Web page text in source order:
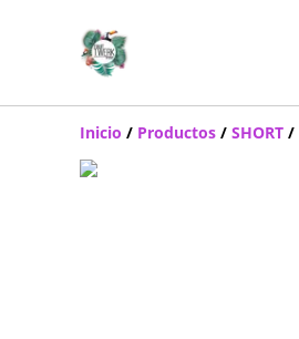
Inicio / Productos / SHORT /